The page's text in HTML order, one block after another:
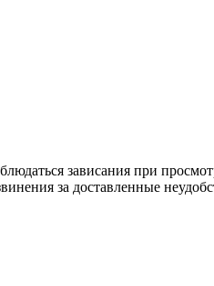
зависания при
за доставленные